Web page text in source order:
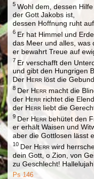
5 Wohl dem, dessen Hilfe
der Gott Jakobs ist,
dessen Hoffnung ruht
6 Er hat Himmel und
das Meer und alles, was
er bewahrt Treue auf
7 Er verschafft den
und gibt den Hungrigen
Der Herr löst die
8 Der Herr macht die
der Herr richtet die
der Herr liebt die
9 Der Herr behütet den
er erhält Waisen und
aber die Gottlosen lässt
10 Der Herr wird
dein Gott, o Zion, von
zu Geschlecht!
Ps 146